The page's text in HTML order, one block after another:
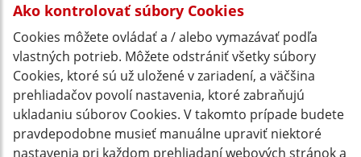
Ako kontrolovať súbory Cookies
Cookies môžete ovládať a / alebo vymazávať podľa
vlastných potrieb. Môžete odstrániť všetky súbory
Cookies, ktoré sú už uložené v zariadení, a väčšina
prehliadačov povolí nastavenia, ktoré zabraňujú
ukladaniu súborov Cookies. V takomto prípade budete
pravdepodobne musieť manuálne upraviť niektoré
nastavenia pri každom prehliadaní webových stránok a